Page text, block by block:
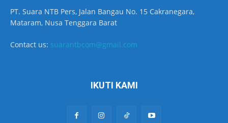
PT. Suara NTB Pers, Jalan Bangau No. 15 Cakranegara,
Mataram, Nusa Tenggara Barat
Contact us: suarantbcom@gmail.com
IKUTI KAMI